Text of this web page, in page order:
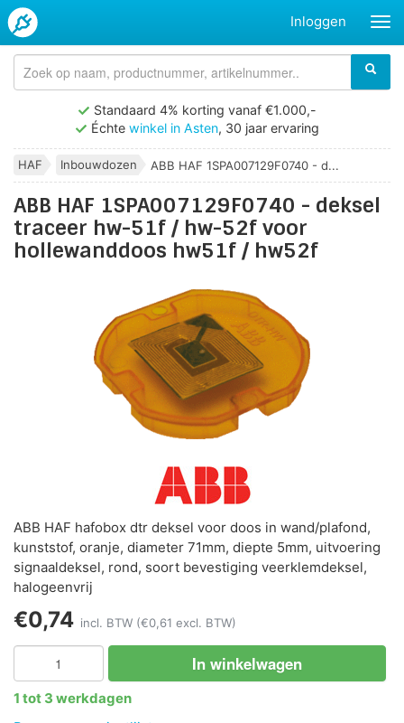
Inloggen
Standaard 4% korting vanaf €1.000,-
Échte winkel in Asten, 30 jaar ervaring
HAF Inbouwdozen ABB HAF 1SPA007129F0740 - d...
ABB HAF 1SPA007129F0740 - deksel
traceer hw-51f / hw-52f voor
hollewanddoos hw51f / hw52f
ABB HAF hafobox dtr deksel voor doos in wand/plafond,
kunststof, oranje, diameter 71mm, diepte 5mm, uitvoering
signaaldeksel, rond, soort bevestiging veerklemdeksel,
halogeenvrij
€0,74 incl. BTW (€0,61 excl. BTW)
In winkelwagen
1 tot 3 werkdagen